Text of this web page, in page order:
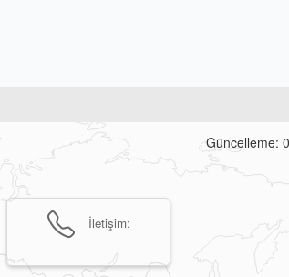
Güncelleme:
İletişim: